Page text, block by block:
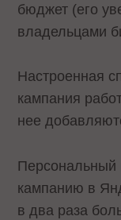
бюджет (его
владельцами
Настроенная
кампания
нее
Персональный
кампанию в
в два раза